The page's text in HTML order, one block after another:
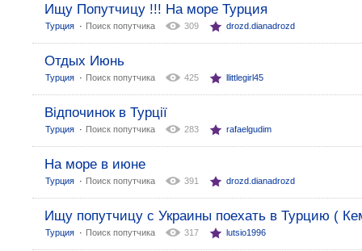
Ищу Попутчицу !!! На море Турция
Турция Поиск попутчика 309 drozd.dianadrozd
Отдых Июнь
Турция Поиск попутчика 425 llittlegirl45
Відпочинок в Турції
Турция Поиск попутчика 283 rafaelgudim
На море в июне
Турция Поиск попутчика 391 drozd.dianadrozd
Ищу попутчицу с Украины поехать в Турцию (
Турция Поиск попутчика 317 lutsio1996